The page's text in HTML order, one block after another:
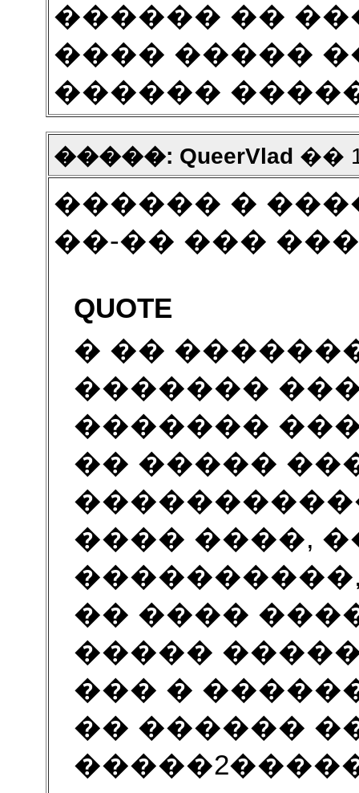
������ ��
���� �����
������
�����: QueerVlad ��
������ �
��-�� ���
QUOTE
� ��
�������
�������
�� �����
���� ����,
�� ����
�����
��� �
�� ������